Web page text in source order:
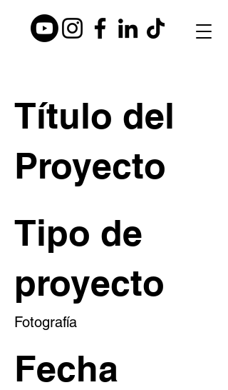
Título del
Proyecto
Tipo de
proyecto
Fotografía
Fecha